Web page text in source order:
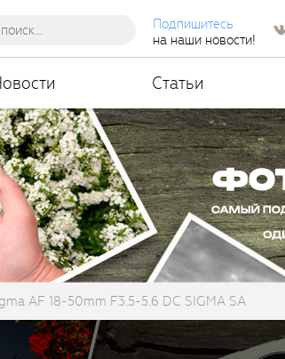
Подпишитесь
на наши новости!
Статьи
AF 18-50mm F3.5-5.6 DC SIGMA SA